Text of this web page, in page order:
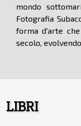
mondo
Fotografia
forma d'arte
secolo,
LIBRI